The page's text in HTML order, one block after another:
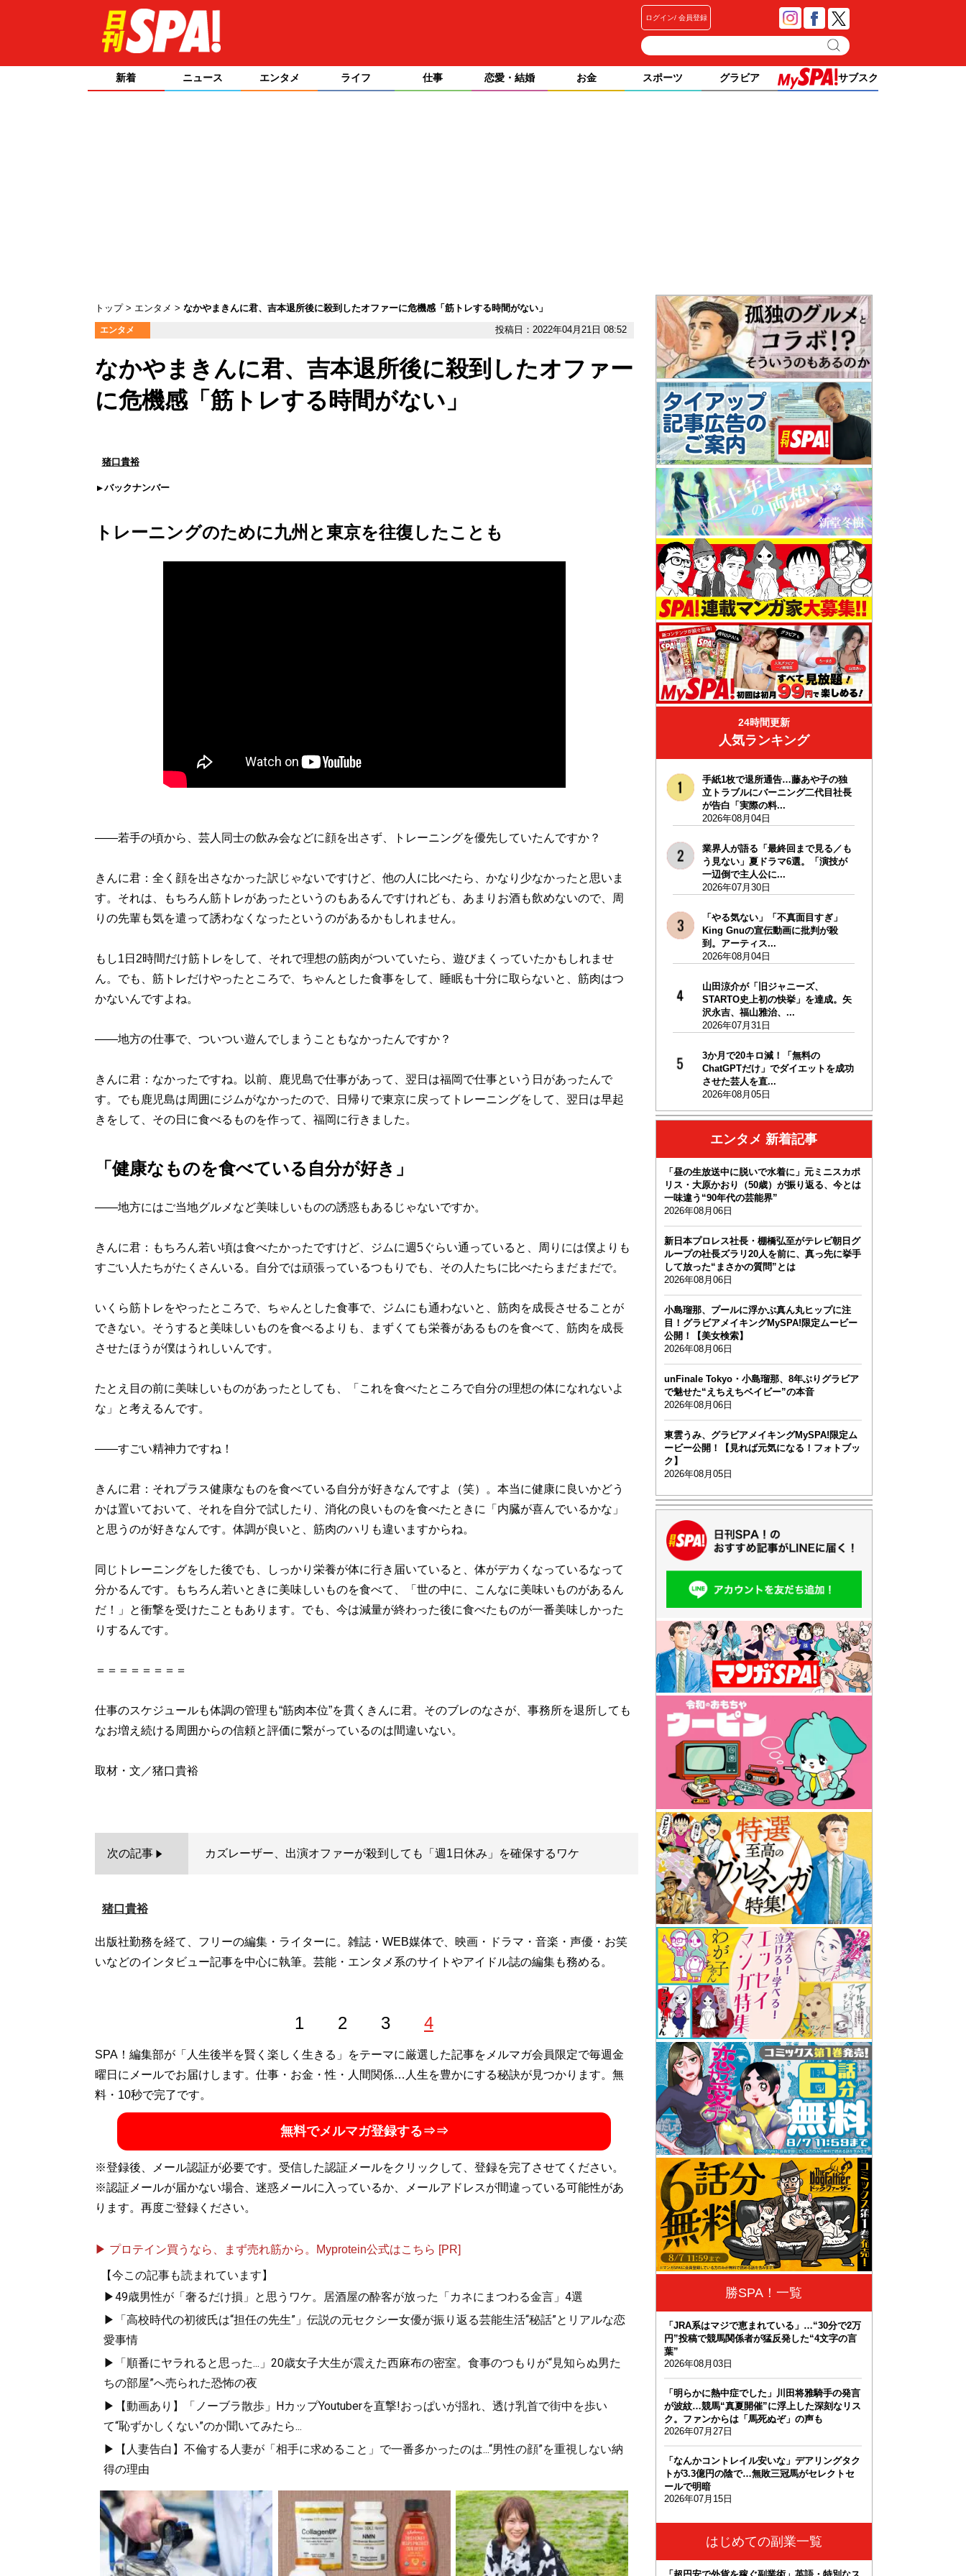
ログイン 会員登録
新着 ニュース エンタメ ライフ 仕事 恋愛・結婚 お金 スポーツ グラビア サブスク
トップ エンタメ なかやまきんに君、吉本退所後に殺到したオファーに危機感「筋トレする時間がない」
エンタメ 投稿日：2022年04月21日 08:52
なかやまきんに君、吉本退所後に殺到したオファー
に危機感「筋トレする時間がない」
猪口貴裕
バックナンバー
トレーニングのために九州と東京を往復したことも
――若手の頃から、芸人同士の飲み会などに顔を出さず、トレーニングを優先していたんですか？
きんに君：全く顔を出さなかった訳じゃないですけど、他の人に比べたら、かなり少なかったと思いま
す。それは、もちろん筋トレがあったというのもあるんですけれども、あまりお酒も飲めないので、周
りの先輩も気を遣って誘わなくなったというのがあるかもしれません。
もし1日2時間だけ筋トレをして、それで理想の筋肉がついていたら、遊びまくっていたかもしれませ
ん。でも、筋トレだけやったところで、ちゃんとした食事をして、睡眠も十分に取らないと、筋肉はつ
かないんですよね。
――地方の仕事で、ついつい遊んでしまうこともなかったんですか？
きんに君：なかったですね。以前、鹿児島で仕事があって、翌日は福岡で仕事という日があったんで
す。でも鹿児島は周囲にジムがなかったので、日帰りで東京に戻ってトレーニングをして、翌日は早起
きをして、その日に食べるものを作って、福岡に行きました。
「健康なものを食べている自分が好き」
――地方にはご当地グルメなど美味しいものの誘惑もあるじゃないですか。
きんに君：もちろん若い頃は食べたかったですけど、ジムに週5ぐらい通っていると、周りには僕よりも
すごい人たちがたくさんいる。自分では頑張っているつもりでも、その人たちに比べたらまだまだで。
いくら筋トレをやったところで、ちゃんとした食事で、ジムにも通わないと、筋肉を成長させることが
できない。そうすると美味しいものを食べるよりも、まずくても栄養があるものを食べて、筋肉を成長
させたほうが僕はうれしいんです。
たとえ目の前に美味しいものがあったとしても、「これを食べたところで自分の理想の体になれないよ
な」と考えるんです。
――すごい精神力ですね！
きんに君：それプラス健康なものを食べている自分が好きなんですよ（笑）。本当に健康に良いかどう
かは置いておいて、それを自分で試したり、消化の良いものを食べたときに「内臓が喜んでいるかな」
と思うのが好きなんです。体調が良いと、筋肉のハリも違いますからね。
同じトレーニングをした後でも、しっかり栄養が体に行き届いていると、体がデカくなっているなって
分かるんです。もちろん若いときに美味しいものを食べて、「世の中に、こんなに美味いものがあるん
だ！」と衝撃を受けたこともあります。でも、今は減量が終わった後に食べたものが一番美味しかった
りするんです。
＝＝＝＝＝＝＝＝
仕事のスケジュールも体調の管理も“筋肉本位”を貫くきんに君。そのブレのなさが、事務所を退所しても
なお増え続ける周囲からの信頼と評価に繋がっているのは間違いない。
取材・文／猪口貴裕
次の記事 カズレーザー、出演オファーが殺到しても「週1日休み」を確保するワケ
猪口貴裕
出版社勤務を経て、フリーの編集・ライターに。雑誌・WEB媒体で、映画・ドラマ・音楽・声優・お笑
いなどのインタビュー記事を中心に執筆。芸能・エンタメ系のサイトやアイドル誌の編集も務める。
1 2 3 4
SPA！編集部が「人生後半を賢く楽しく生きる」をテーマに厳選した記事をメルマガ会員限定で毎週金
曜日にメールでお届けします。仕事・お金・性・人間関係…人生を豊かにする秘訣が見つかります。無
料・10秒で完了です。
無料でメルマガ登録する⇒⇒
※登録後、メール認証が必要です。受信した認証メールをクリックして、登録を完了させてください。
※認証メールが届かない場合、迷惑メールに入っているか、メールアドレスが間違っている可能性があ
ります。再度ご登録ください。
▶ プロテイン買うなら、まず売れ筋から。Myprotein公式はこちら [PR]
【今この記事も読まれています】
▶49歳男性が「奢るだけ損」と思うワケ。居酒屋の酔客が放った「カネにまつわる金言」4選
▶「高校時代の初彼氏は“担任の先生”」伝説の元セクシー女優が振り返る芸能生活“秘話”とリアルな恋
愛事情
▶「順番にヤラれると思った...」20歳女子大生が震えた西麻布の密室。食事のつもりが“見知らぬ男た
ちの部屋”へ売られた恐怖の夜
▶【動画あり】「ノーブラ散歩」HカップYoutuberを直撃!おっぱいが揺れ、透け乳首で街中を歩い
て“恥ずかしくない”のか聞いてみたら...
▶【人妻告白】不倫する人妻が「相手に求めること」で一番多かったのは...“男性の顔”を重視しない納
得の理由
24時間更新
人気ランキング
手紙1枚で退所通告…藤あや子の独
立トラブルにバーニング二代目社長
が告白「実際の料...
2026年08月04日
業界人が語る「最終回まで見る／も
う見ない」夏ドラマ6選。「演技が
一辺倒で主人公に...
2026年07月30日
「やる気ない」「不真面目すぎ」
King Gnuの宣伝動画に批判が殺
到。アーティス...
2026年08月04日
山田涼介が「旧ジャニーズ、
STARTO史上初の快挙」を達成。矢
沢永吉、福山雅治、...
2026年07月31日
3か月で20キロ減！「無料の
ChatGPTだけ」でダイエットを成功
させた芸人を直...
2026年08月05日
エンタメ 新着記事
「昼の生放送中に脱いで水着に」元ミニスカポ
リス・大原かおり（50歳）が振り返る、今とは
一味違う“90年代の芸能界”
2026年08月06日
新日本プロレス社長・棚橋弘至がテレビ朝日グ
ループの社長ズラリ20人を前に、真っ先に挙手
して放った“まさかの質問”とは
2026年08月06日
小島瑠那、プールに浮かぶ真ん丸ヒップに注
目！グラビアメイキングMySPA!限定ムービー
公開！【美女検索】
2026年08月06日
unFinale Tokyo・小島瑠那、8年ぶりグラビア
で魅せた“えちえちベイビー”の本音
2026年08月06日
東雲うみ、グラビアメイキングMySPA!限定ム
ービー公開！【見れば元気になる！フォトブッ
ク】
2026年08月05日
勝SPA！一覧
「JRA系はマジで恵まれている」…“30分で2万
円”投稿で競馬関係者が猛反発した“4文字の言
葉”
2026年08月03日
「明らかに熱中症でした」川田将雅騎手の発言
が波紋…競馬“真夏開催”に浮上した深刻なリス
ク。ファンからは「馬死ぬぞ」の声も
2026年07月27日
「なんかコントレイル安いな」デアリングタク
トが3.3億円の陰で…無敗三冠馬がセレクトセ
ールで明暗
2026年07月15日
はじめての副業一覧